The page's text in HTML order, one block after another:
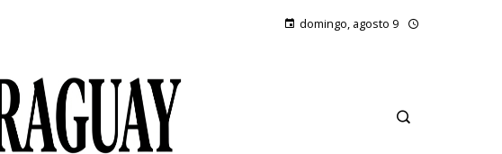
domingo, agosto 9